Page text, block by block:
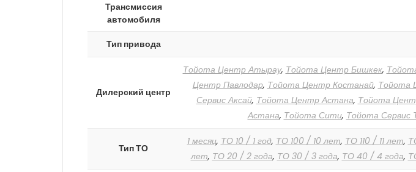
Трансмиссия
автомобиля
Тип привода
Дилерский центр
Тойота Центр Атырау, Тойота Центр Бишкек,
Центр Павлодар, Тойота Центр Костанай, Тойота
Сервис Аксай, Тойота Центр Астана, Тойота
Астана, Тойота Сити, Тойота Сервис
Тип ТО
1 месяц, ТО 10 / 1 год, ТО 100 / 10 лет, ТО 110 / 11 лет,
лет, ТО 20 / 2 года, ТО 30 / 3 года, ТО 40 / 4 года,